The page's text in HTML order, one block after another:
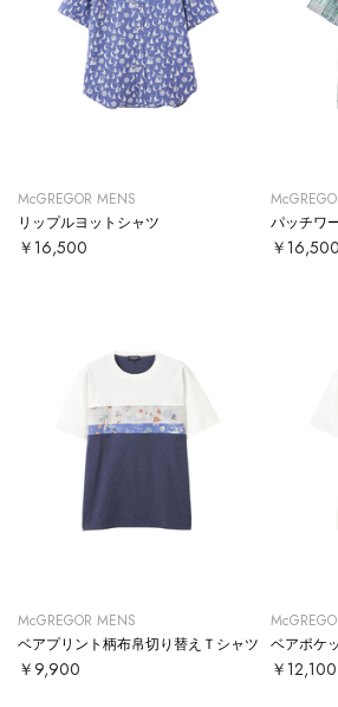
McGREGOR MENS
リップルヨットシャツ
￥16,500
パッチワ
￥16,500
McGREGOR MENS
ベアプリント柄布帛切り替えＴシャツ
￥9,900
ベアポケ
￥12,100